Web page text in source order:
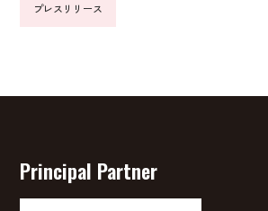
プレスリリース
Principal Partner